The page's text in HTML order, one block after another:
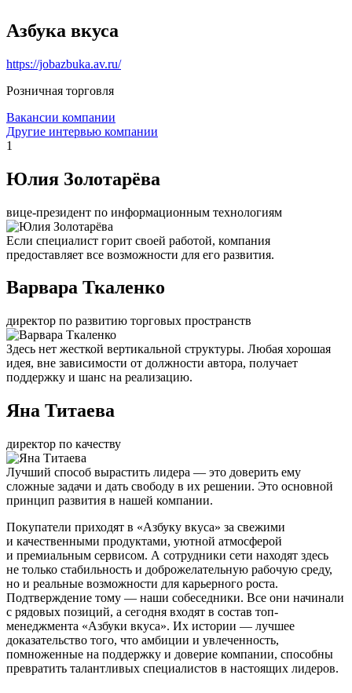
Азбука вкуса
https://jobazbuka.av.ru/
Розничная торговля
Вакансии компании
Другие интервью компании
1
Юлия Золотарёва
вице-президент по информационным технологиям
Если специалист горит своей работой, компания
предоставляет все возможности для его развития.
Варвара Ткаленко
директор по развитию торговых пространств
Здесь нет жесткой вертикальной структуры. Любая хорошая
идея, вне зависимости от должности автора, получает
поддержку и шанс на реализацию.
Яна Титаева
директор по качеству
Лучший способ вырастить лидера — это доверить ему
сложные задачи и дать свободу в их решении. Это основной
принцип развития в нашей компании.
Покупатели приходят в «Азбуку вкуса» за свежими
и качественными продуктами, уютной атмосферой
и премиальным сервисом. А сотрудники сети находят здесь
не только стабильность и доброжелательную рабочую среду,
но и реальные возможности для карьерного роста.
Подтверждение тому — наши собеседники. Все они начинали
с рядовых позиций, а сегодня входят в состав топ-
менеджмента «Азбуки вкуса». Их истории — лучшее
доказательство того, что амбиции и увлеченность,
помноженные на поддержку и доверие компании, способны
превратить талантливых специалистов в настоящих лидеров.